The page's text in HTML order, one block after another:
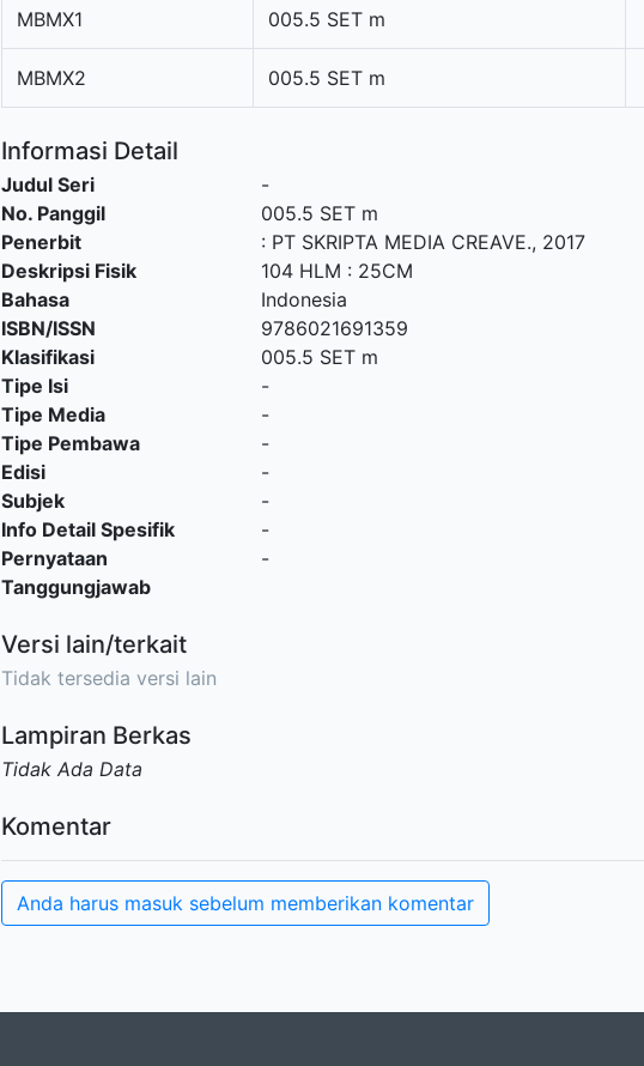
MBMX1 005.5 SET m
MBMX2 005.5 SET m
Informasi Detail
Judul Seri
-
No. Panggil
005.5 SET m
Penerbit
: PT SKRIPTA MEDIA CREAVE., 2017
Deskripsi Fisik
104 HLM : 25CM
Bahasa
Indonesia
ISBN/ISSN
9786021691359
Klasifikasi
005.5 SET m
Tipe Isi
-
Tipe Media
-
Tipe Pembawa
-
Edisi
-
Subjek
-
Info Detail Spesifik
-
Pernyataan
Tanggungjawab
-
Versi lain/terkait
Tidak tersedia versi lain
Lampiran Berkas
Tidak Ada Data
Komentar
Anda harus masuk sebelum memberikan komentar